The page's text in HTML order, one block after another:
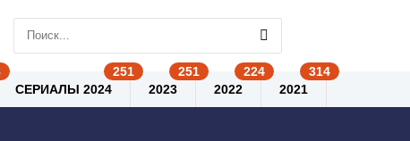
СЕРИАЛЫ 2024 2023 2022 2021